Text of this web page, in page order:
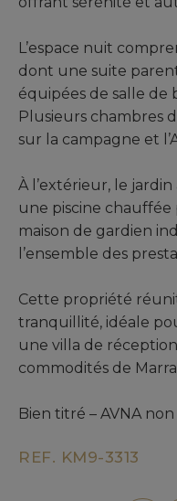
L’espace nuit
dont une suite
équipées de salle de
Plusieurs chambres
sur la campagne et
À l’extérieur, le
une piscine
maison de gardien
l’ensemble des
Cette propriété
tranquillité, idéale
une villa de
commodités de
Bien titré – AVNA
REF. KM9-3313